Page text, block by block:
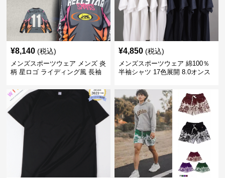
¥8,140 (税込)
メンズスポーツウェア メンズ 炎
柄 星ロゴ ライディング風 長袖
¥4,850 (税込)
メンズスポーツウェア 綿100％
半袖シャツ 17色展開 8.0オンス